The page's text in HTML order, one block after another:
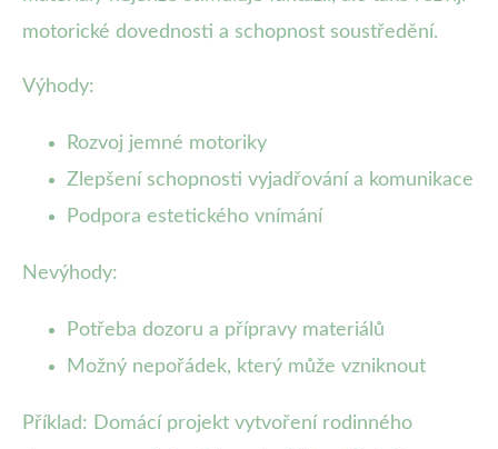
motorické dovednosti a schopnost soustředění.
Výhody:
Rozvoj jemné motoriky
Zlepšení schopnosti vyjadřování a komunikace
Podpora estetického vnímání
Nevýhody:
Potřeba dozoru a přípravy materiálů
Možný nepořádek, který může vzniknout
Příklad: Domácí projekt vytvoření rodinného